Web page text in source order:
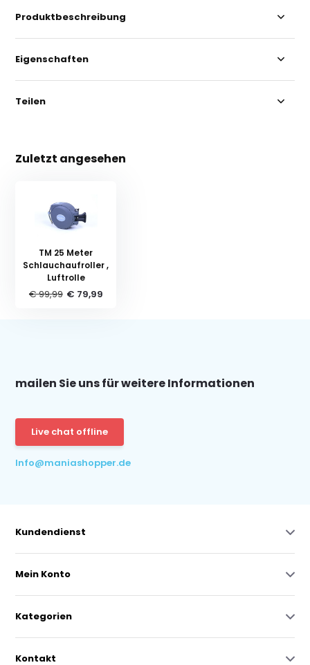
Produktbeschreibung
Eigenschaften
Teilen
Zuletzt angesehen
TM 25 Meter
Schlauchaufroller ,
Luftrolle
€ 99,99 € 79,99
mailen Sie uns für weitere Informationen
Live chat offline
Info@maniashopper.de
Kundendienst
Mein Konto
Kategorien
Kontakt